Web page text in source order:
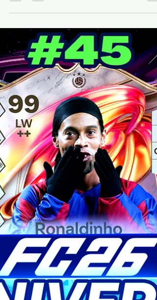
FC 27 ! On sera gagnant-gagnant avec les
grosses réductions sur Instant Gaming ! Les
2 liens juste en dessous vous permettront
d'aider le site et de vous rendre
sur Instant Gaming et prendre des Cartes
100€ ou 150€ PSN à respectivement 92.99€
139.99€ donc des grosses économies ! Pour